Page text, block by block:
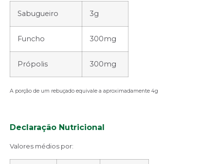
Sabugueiro 3g
Funcho 300mg
Própolis 300mg
A porção de um rebuçado equivale a aproximadamente 4g
Declaração Nutricional
Valores médios por: